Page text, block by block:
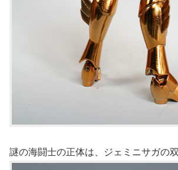
謎の海闘士の正体は、ジェミニサガの